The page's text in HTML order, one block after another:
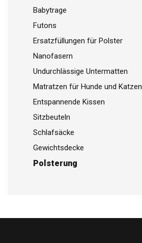
Babytrage
Futons
Ersatzfüllungen für Polster
Nanofasern
Undurchlässige Untermatten
Matratzen für Hunde und Katzen
Entspannende Kissen
Sitzbeuteln
Schlafsäcke
Gewichtsdecke
Polsterung